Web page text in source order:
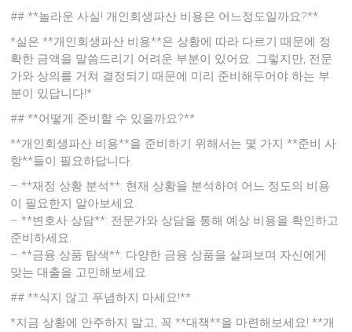
## **놀라운 사실! 개인회생파산 비용은 어느정도일까요?**
*실은 **개인회생파산 비용**은 상황에 따라 다르기 때문에 정
확한 금액을 말씀드리기 어려운 부분이 있어요. 그렇지만, 전문
가와 상의를 거쳐 결정되기 때문에 미리 준비해두어야 하는 부
분이 있답니다!*
## **어떻게 준비할 수 있을까요?**
**개인회생파산 비용**을 준비하기 위해서는 몇 가지 **준비 사
항**들이 필요하답니다.
– **재정 상황 분석**: 현재 상황을 분석하여 어느 정도의 비용
이 필요한지 알아보세요.
– **변호사 상담**: 전문가와 상담을 통해 예상 비용을 확인하고
준비하세요.
– **금융 상품 탐색**: 다양한 금융 상품을 살펴보며 자신에게
맞는 대출을 고민해보세요.
## **식지 않고 푸념하지 마세요!**
*지금 상황에 안주하지 말고, 꼭 **대책**을 마련해보세요! **개